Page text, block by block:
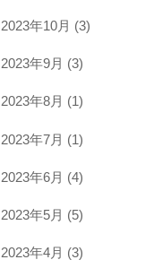
2023年10月 (3)
2023年9月 (3)
2023年8月 (1)
2023年7月 (1)
2023年6月 (4)
2023年5月 (5)
2023年4月 (3)